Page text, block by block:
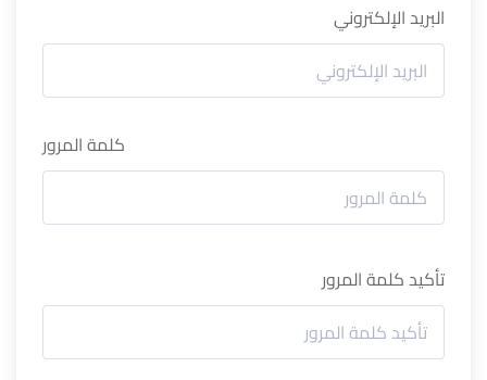
البريد الإلكتروني
كلمة المرور
تأكيد كلمة المرور